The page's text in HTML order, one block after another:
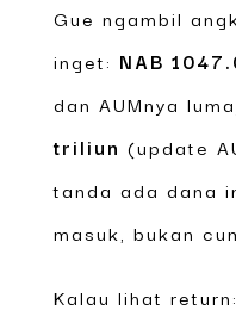
Gue ngambil
inget: NAB
dan AUMnya
triliun (update
tanda ada dana
masuk, bukan
Kalau lihat